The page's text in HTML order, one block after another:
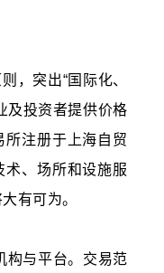
，突出“国际化、
及投资者提供价格
注册于上海自贸
、场所和设施服
有可为。
构与平台。交易范